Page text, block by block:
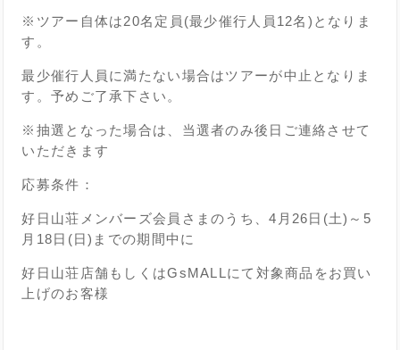
※ツアー自体は20名定員(最少催行人員12名)となりま
す。
最少催行人員に満たない場合はツアーが中止となりま
す。予めご了承下さい。
※抽選となった場合は、当選者のみ後日ご連絡させて
いただきます
応募条件：
好日山荘メンバーズ会員さまのうち、4月26日(土)～5
月18日(日)までの期間中に
好日山荘店舗もしくはGsMALLにて 対象商品をお買い
上げのお客様